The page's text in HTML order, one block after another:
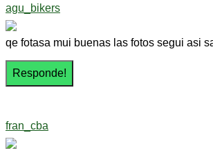
agu_bikers
qe fotasa mui buenas las fotos segui asi
fran_cba